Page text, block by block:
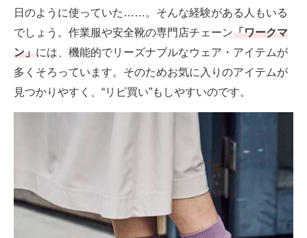
釣り具・釣り用品 食品・飲料・お酒
食器・グラス・カトラリー
メディア
注目記事を集めた総合ページ
進化するPCとデバイスの未来
好きが集まる 比べて選べる
日のように使っていた……。そんな経験がある人もいる
でしょう。作業服や安全靴の専門店チェーン「ワークマ
ン」には、機能的でリーズナブルなウェア・アイテムが
多くそろっています。そのためお気に入りのアイテムが
見つかりやすく、“リピ買い”もしやすいのです。